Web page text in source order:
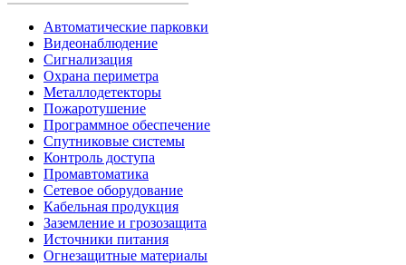
Автоматические парковки
Видеонаблюдение
Сигнализация
Охрана периметра
Металлодетекторы
Пожаротушение
Программное обеспечение
Спутниковые системы
Контроль доступа
Промавтоматика
Сетевое оборудование
Кабельная продукция
Заземление и грозозащита
Источники питания
Огнезащитные материалы